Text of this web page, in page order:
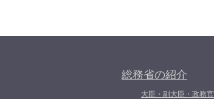
総務省の紹介
大臣・副大臣・政務官